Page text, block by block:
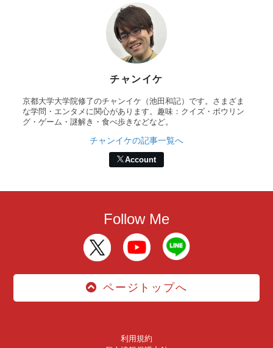
チャンイケ
京都大学大学院修了のチャンイケ（池田和記）です。さまざま
な学問・エンタメに関心があります。趣味：クイズ・ボウリン
グ・ゲーム・謎解き・食べ歩きなどなど。
チャンイケの記事一覧へ
Account
Follow Me
ページトップへ
利用規約